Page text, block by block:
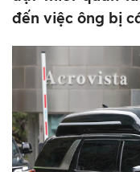
đến việc ông bị